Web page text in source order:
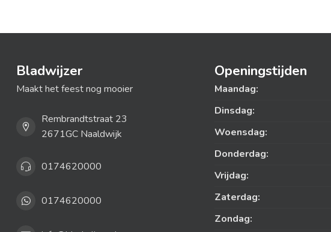
Bladwijzer
Maakt het feest nog mooier
Rembrandtstraat 23
2671GC Naaldwijk
0174620000
0174620000
Openingstijden
Maandag:
Dinsdag:
Woensdag:
Donderdag:
Vrijdag:
Zaterdag:
Zondag: